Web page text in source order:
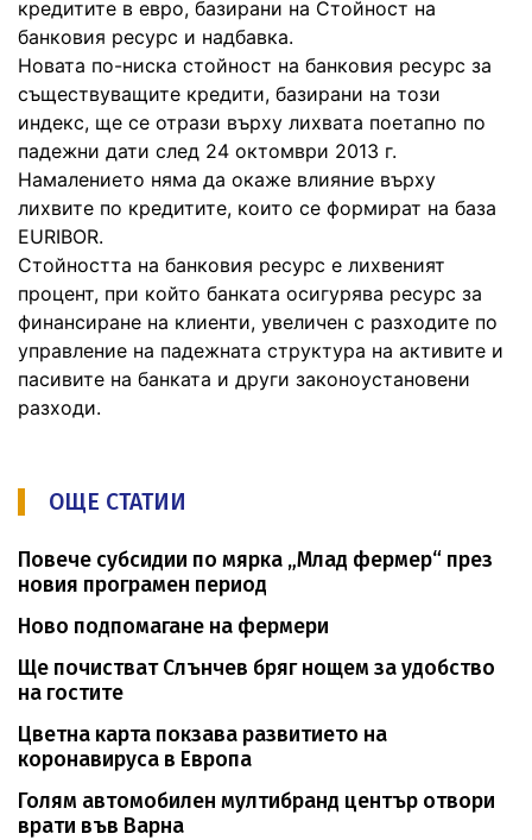
кредитите в евро, базирани на Стойност на
банковия ресурс и надбавка.
Новата по-ниска стойност на банковия ресурс за
съществуващите кредити, базирани на този
индекс, ще се отрази върху лихвата поетапно по
падежни дати след 24 октомври 2013 г.
Намалението няма да окаже влияние върху
лихвите по кредитите, които се формират на база
EURIBOR.
Стойността на банковия ресурс е лихвеният
процент, при който банката осигурява ресурс за
финансиране на клиенти, увеличен с разходите по
управление на падежната структура на активите и
пасивите на банката и други законоустановени
разходи.
ОЩЕ СТАТИИ
Повече субсидии по мярка „Млад фермер“ през
новия програмен период
Ново подпомагане на фермери
Ще почистват Слънчев бряг нощем за удобство
на гостите
Цветна карта покзава развитието на
коронавируса в Европа
Голям автомобилен мултибранд център отвори
врати във Варна